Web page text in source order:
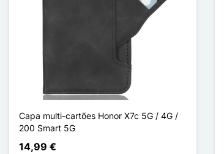
Capa multi-cartões Honor X7c 5G / 4G /
200 Smart 5G
14,99 €